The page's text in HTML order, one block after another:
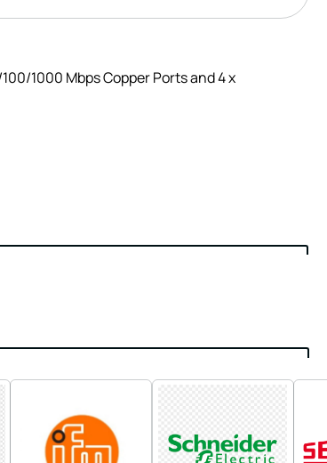
1000 Mbps Copper Ports and 4 x